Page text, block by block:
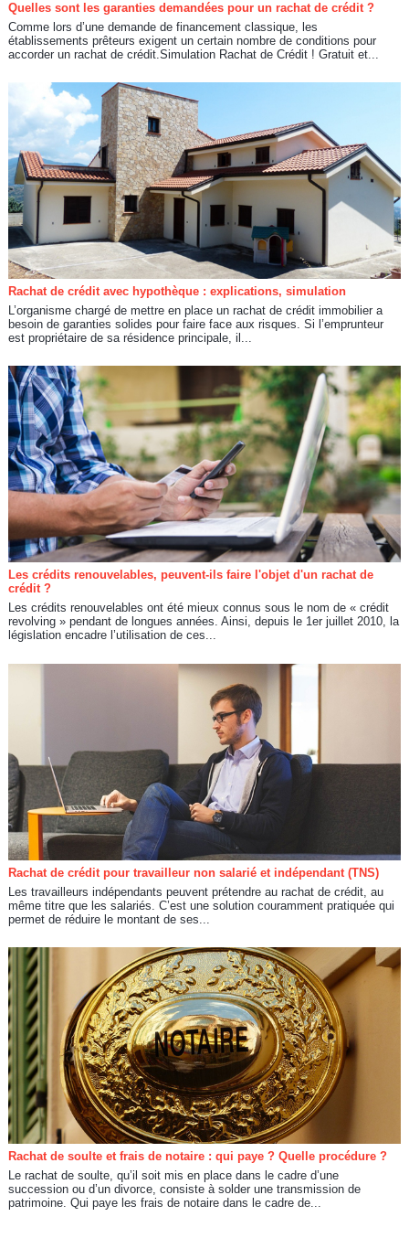
Quelles sont les garanties demandées pour un rachat de crédit ?
Comme lors d’une demande de financement classique, les
établissements prêteurs exigent un certain nombre de conditions pour
accorder un rachat de crédit.Simulation Rachat de Crédit ! Gratuit et...
Rachat de crédit avec hypothèque : explications, simulation
L’organisme chargé de mettre en place un rachat de crédit immobilier a
besoin de garanties solides pour faire face aux risques. Si l’emprunteur
est propriétaire de sa résidence principale, il...
Les crédits renouvelables, peuvent-ils faire l'objet d'un rachat de
crédit ?
Les crédits renouvelables ont été mieux connus sous le nom de « crédit
revolving » pendant de longues années. Ainsi, depuis le 1er juillet 2010, la
législation encadre l’utilisation de ces...
Rachat de crédit pour travailleur non salarié et indépendant (TNS)
Les travailleurs indépendants peuvent prétendre au rachat de crédit, au
même titre que les salariés. C’est une solution couramment pratiquée qui
permet de réduire le montant de ses...
Rachat de soulte et frais de notaire : qui paye ? Quelle procédure ?
Le rachat de soulte, qu’il soit mis en place dans le cadre d’une
succession ou d’un divorce, consiste à solder une transmission de
patrimoine. Qui paye les frais de notaire dans le cadre de...